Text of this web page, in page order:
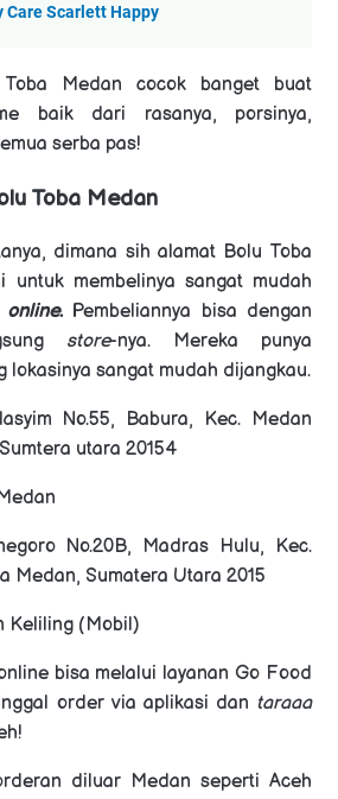
Care Scarlett Happy
Medan cocok banget buat
baik dari rasanya, porsinya,
serba pas!
Toba Medan
dimana sih alamat Bolu Toba
untuk membelinya sangat mudah
online.Pembeliannya bisa dengan
store-nya. Mereka punya
lokasinya sangat mudah dijangkau.
No.55, Babura, Kec. Medan
utara 20154
No.20B, Madras Hulu, Kec.
Medan, Sumatera Utara 2015
Keliling (Mobil)
bisa melalui layanan Go Food
order via aplikasi dan taraaa
diluar Medan seperti Aceh